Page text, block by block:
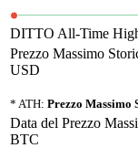
DITTO All-Time
Prezzo Massimo
USD
* ATH: Prezzo Massimo
Data del Prezzo
BTC